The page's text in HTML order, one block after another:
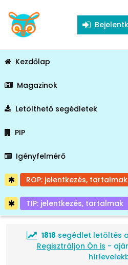
Kezdőlap
Magazinok
Letölthető segédletek
PIP
Igényfelmérő
ROP: jelentkezés, tartalmak
TIP: jelentkezés, tartalmak
1818 segédlet letöltés
Regisztráljon Ön is -